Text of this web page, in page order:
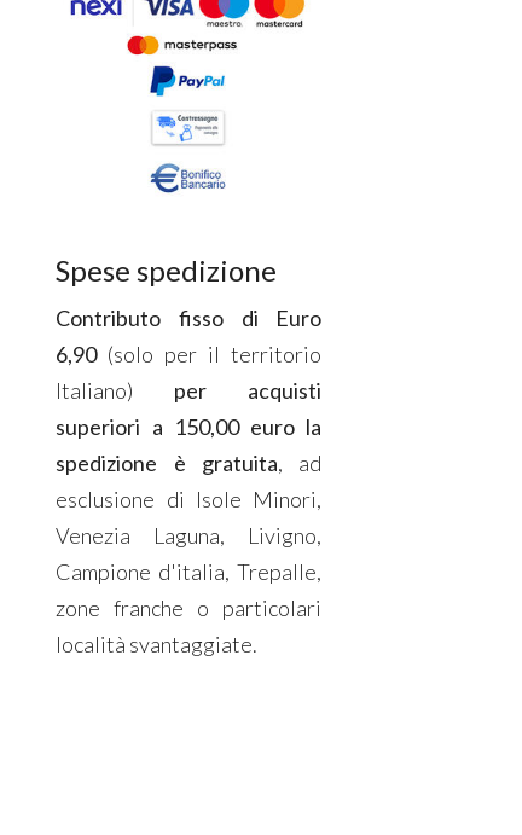
Spese spedizione
Contributo fisso di Euro
6,90(solo per il territorio
Italiano) per acquisti
superiori a 150,00 euro la
spedizione è gratuita, ad
esclusione di Isole Minori,
Venezia Laguna, Livigno,
Campione d'italia, Trepalle,
zone franche o particolari
località svantaggiate.